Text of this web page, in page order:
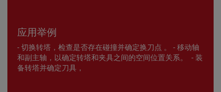
应用举例
- 切换转塔，检查是否存在碰撞并确定换刀点 。 - 移动轴
和副主轴，以确定转塔和夹具之间的空间位置关系。 - 装
备转塔并确定刀具，